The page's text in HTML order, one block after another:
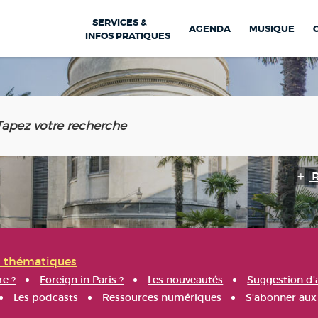
SERVICES &
INFOS PRATIQUES
AGENDA MUSIQUE
thématiques
? Foreign in Paris ? Les nouveautés
Suggestion
Les podcasts Ressources numériques S'abonner